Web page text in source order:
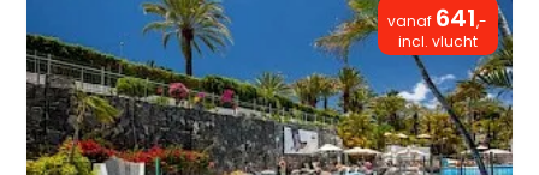
vanaf 641,-
incl. vlucht